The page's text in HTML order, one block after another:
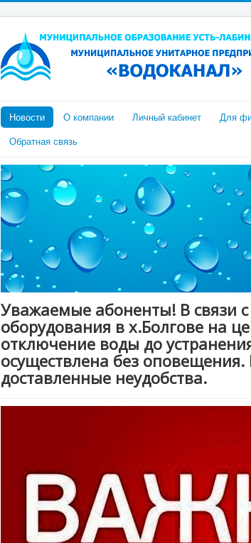
Новости О компании Личный кабинет Для
Обратная связь
Уважаемые абоненты! В связи
оборудования в х.Болгове на
отключение воды до
осуществлена без
доставленные неудобства.